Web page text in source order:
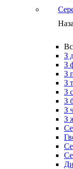
З
З
З
З
З
З
З
З